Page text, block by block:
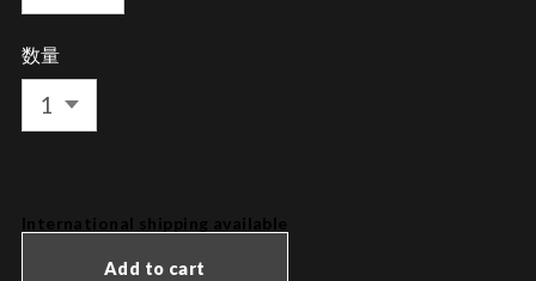
数量
International shipping available
Add to cart